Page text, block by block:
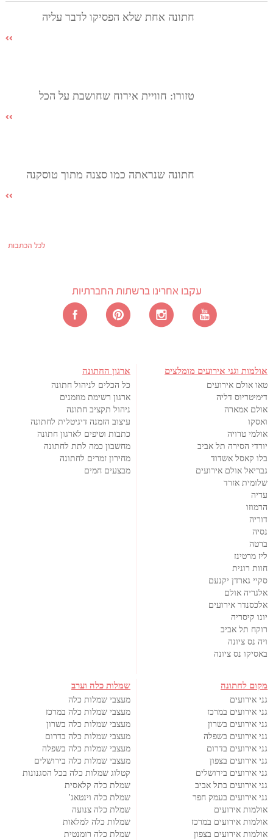
חתונה אחת שלא הפסיקו לדבר עליה
טזורו: חוויית אירוח שחושבת על הכל
חתונה שנראתה כמו סצנה מתוך טוסקנה
לכל הכתבות
עקבו אחרינו ברשתות החברתיות
אולמות וגני אירועים מומלצים
טאו אולם אירועים
דימיטריוס דליה
אולם אמארה
ואסקו
אולמי טרויה
יורדי הסירה תל אביב
בלו קאסל אשדוד
גבריאל אולם אירועים
שלומית אזרד
עדיה
הרמוזו
דוריה
נסיה
ברטה
ליז מרטינז
חוות רונית
סקיי גארדן יקנעם
אלגריה אולם
אלכסנדר אירועים
יונו קיסריה
רוקח תל אביב
ויה נס ציונה
באסיקו נס ציונה
ארגון החתונה
כל הכלים לניהול חתונה
ארגון רשימת מוזמנים
ניהול תקציב חתונה
עיצוב הזמנה דיגיטלית לחתונה
כתבות וטיפים לארגון חתונה
מחשבון כמה לתת לחתונה
מחירון זמרים לחתונה
מבצעים חמים
מקום לחתונה
גני אירועים
גני אירועים במרכז
גני אירועים בשרון
גני אירועים בשפלה
גני אירועים בדרום
גני אירועים בצפון
גני אירועים בירושלים
גני אירועים בתל אביב
גני אירועים בעמק חפר
אולמות אירועים
אולמות אירועים במרכז
אולמות אירועים בצפון
שמלות כלה וערב
מעצבי שמלות כלה
מעצבי שמלות כלה במרכז
מעצבי שמלות כלה בשרון
מעצבי שמלות כלה בדרום
מעצבי שמלות כלה בשפלה
מעצבי שמלות כלה בירושלים
קטלוג שמלות כלה בכל הסגנונות
שמלת כלה קלאסית
שמלת כלה וינטאג'
שמלת כלה צנועה
שמלות כלה למלאות
שמלת כלה רומנטית